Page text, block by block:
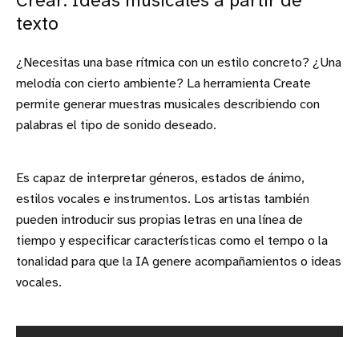
texto
¿Necesitas una base rítmica con un estilo concreto? ¿Una
melodía con cierto ambiente? La herramienta Create
permite generar muestras musicales describiendo con
palabras el tipo de sonido deseado.
Es capaz de interpretar géneros, estados de ánimo,
estilos vocales e instrumentos. Los artistas también
pueden introducir sus propias letras en una línea de
tiempo y especificar características como el tempo o la
tonalidad para que la IA genere acompañamientos o ideas
vocales.